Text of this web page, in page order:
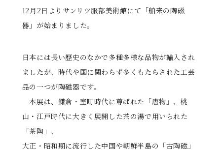
12月2日よりサンリツ服部美術館にて「舶来の陶磁
器」が始まりました。
日本には長い歴史のなかで多種多様な品物が輸入され
ましたが、時代や国に関わらず多くもたらされた工芸
品の一つが陶磁器です。
本展は、鎌倉・室町時代に尊ばれた「唐物」、桃
山・江戸時代に大きく展開した茶の湯で用いられた
「茶陶」、
大正・昭和期に流行した中国や朝鮮半島の「古陶磁」